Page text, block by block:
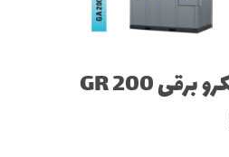
کمپرسور اسکرو برقی GR 200